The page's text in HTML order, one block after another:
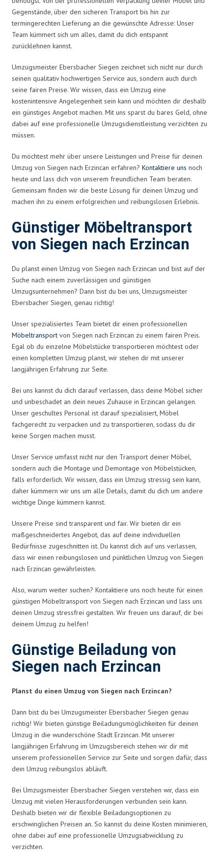
Gegenstände, über den sicheren Transport bis hin zur
termingerechten Lieferung an die gewünschte Adresse: Unser
Team kümmert sich um alles, damit du dich entspannt
zurücklehnen kannst.
Umzugsmeister Ebersbacher Siegen zeichnet sich nicht nur durch
seinen qualitativ hochwertigen Service aus, sondern auch durch
seine fairen Preise. Wir wissen, dass ein Umzug eine
kostenintensive Angelegenheit sein kann und möchten dir deshalb
ein günstiges Angebot machen. Mit uns sparst du bares Geld, ohne
dabei auf eine professionelle Umzugsdienstleistung verzichten zu
müssen.
Du möchtest mehr über unsere Leistungen und Preise für deinen
Umzug von Siegen nach Erzincan erfahren? Kontaktiere uns noch
heute und lass dich von unserem freundlichen Team beraten.
Gemeinsam finden wir die beste Lösung für deinen Umzug und
machen ihn zu einem erfolgreichen und reibungslosen Erlebnis.
Günstiger Möbeltransport
von Siegen nach Erzincan
Du planst einen Umzug von Siegen nach Erzincan und bist auf der
Suche nach einem zuverlässigen und günstigen
Umzugsunternehmen? Dann bist du bei uns, Umzugsmeister
Ebersbacher Siegen, genau richtig!
Unser spezialisiertes Team bietet dir einen professionellen
Möbeltransport von Siegen nach Erzincan zu einem fairen Preis.
Egal ob du einzelne Möbelstücke transportieren möchtest oder
einen kompletten Umzug planst, wir stehen dir mit unserer
langjährigen Erfahrung zur Seite.
Bei uns kannst du dich darauf verlassen, dass deine Möbel sicher
und unbeschadet an dein neues Zuhause in Erzincan gelangen.
Unser geschultes Personal ist darauf spezialisiert, Möbel
fachgerecht zu verpacken und zu transportieren, sodass du dir
keine Sorgen machen musst.
Unser Service umfasst nicht nur den Transport deiner Möbel,
sondern auch die Montage und Demontage von Möbelstücken,
falls erforderlich. Wir wissen, dass ein Umzug stressig sein kann,
daher kümmern wir uns um alle Details, damit du dich um andere
wichtige Dinge kümmern kannst.
Unsere Preise sind transparent und fair. Wir bieten dir ein
maßgeschneidertes Angebot, das auf deine individuellen
Bedürfnisse zugeschnitten ist. Du kannst dich auf uns verlassen,
dass wir einen reibungslosen und pünktlichen Umzug von Siegen
nach Erzincan gewährleisten.
Also, warum weiter suchen? Kontaktiere uns noch heute für einen
günstigen Möbeltransport von Siegen nach Erzincan und lass uns
deinen Umzug stressfrei gestalten. Wir freuen uns darauf, dir bei
deinem Umzug zu helfen!
Günstige Beiladung von
Siegen nach Erzincan
Planst du einen Umzug von Siegen nach Erzincan?
Dann bist du bei Umzugsmeister Ebersbacher Siegen genau
richtig! Wir bieten günstige Beiladungsmöglichkeiten für deinen
Umzug in die wunderschöne Stadt Erzincan. Mit unserer
langjährigen Erfahrung im Umzugsbereich stehen wir dir mit
unserem professionellen Service zur Seite und sorgen dafür, dass
dein Umzug reibungslos abläuft.
Bei Umzugsmeister Ebersbacher Siegen verstehen wir, dass ein
Umzug mit vielen Herausforderungen verbunden sein kann.
Deshalb bieten wir dir flexible Beiladungsoptionen zu
erschwinglichen Preisen an. So kannst du deine Kosten minimieren,
ohne dabei auf eine professionelle Umzugsabwicklung zu
verzichten.